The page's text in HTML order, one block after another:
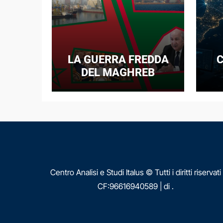
LA GUERRA FREDDA
DEL MAGHREB
Centro Analisi e Studi Italus © Tutti i diritti riservati
CF:96616940589 di .